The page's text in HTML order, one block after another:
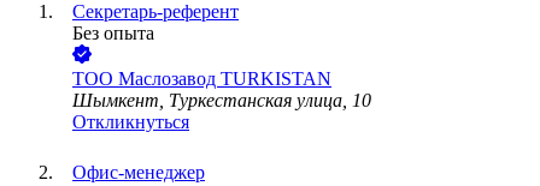
Секретарь-референт
Без опыта
ТОО Маслозавод TURKISTAN
Шымкент, Туркестанская улица, 10
Откликнуться
Офис-менеджер